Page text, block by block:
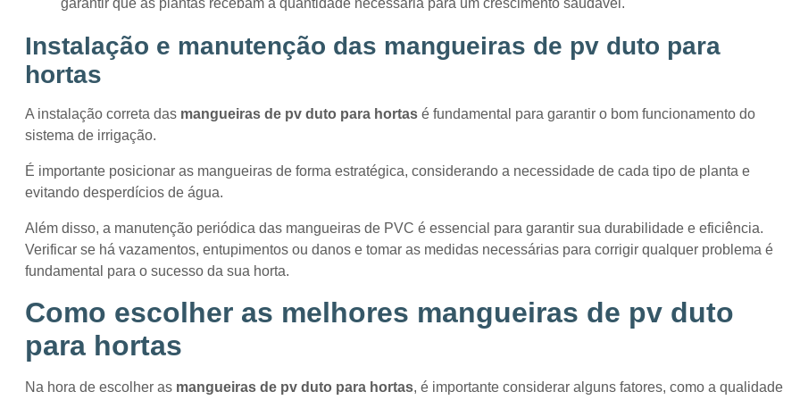
garantir que as plantas recebam a quantidade necessária para um crescimento saudável.
Instalação e manutenção das mangueiras de pv duto para
hortas
A instalação correta das mangueiras de pv duto para hortas é fundamental para garantir o bom funcionamento do
sistema de irrigação.
É importante posicionar as mangueiras de forma estratégica, considerando a necessidade de cada tipo de planta e
evitando desperdícios de água.
Além disso, a manutenção periódica das mangueiras de PVC é essencial para garantir sua durabilidade e eficiência.
Verificar se há vazamentos, entupimentos ou danos e tomar as medidas necessárias para corrigir qualquer problema é
fundamental para o sucesso da sua horta.
Como escolher as melhores mangueiras de pv duto
para hortas
Na hora de escolher as mangueiras de pv duto para hortas, é importante considerar alguns fatores, como a qualidade